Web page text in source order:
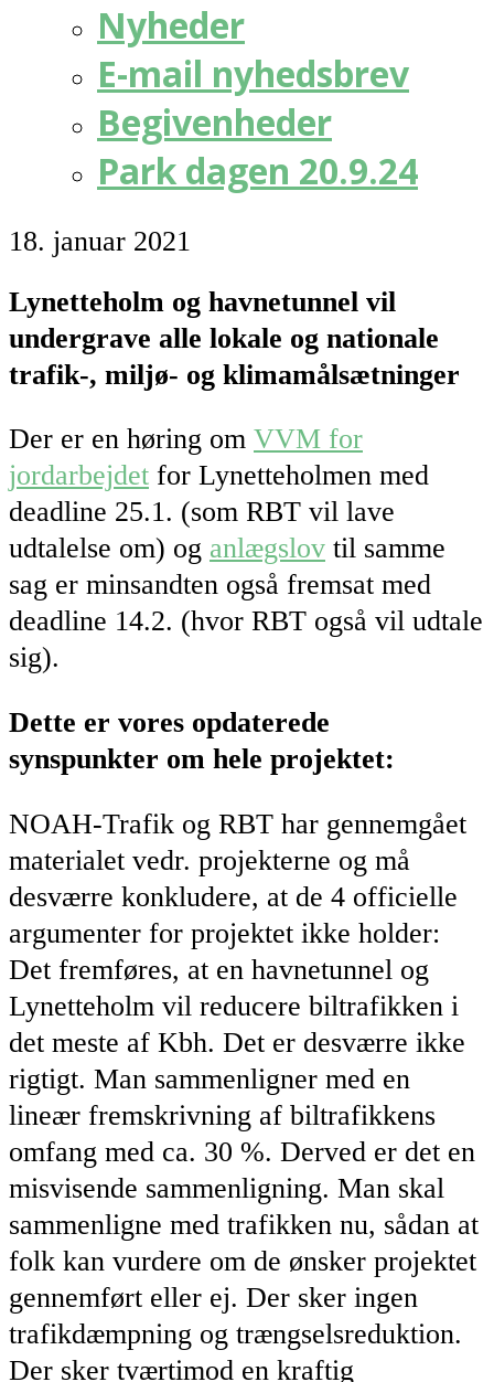
Nyheder
E-mail nyhedsbrev
Begivenheder
Park dagen 20.9.24
18. januar 2021
Lynetteholm og havnetunnel vil
undergrave alle lokale og nationale
trafik-, miljø- og klimamålsætninger
Der er en høring om VVM for
jordarbejdet for Lynetteholmen med
deadline 25.1. (som RBT vil lave
udtalelse om) og anlægslov til samme
sag er minsandten også fremsat med
deadline 14.2. (hvor RBT også vil udtale
sig).
Dette er vores opdaterede
synspunkter om hele projektet:
NOAH-Trafik og RBT har gennemgået
materialet vedr. projekterne og må
desværre konkludere, at de 4 officielle
argumenter for projektet ikke holder:
Det fremføres, at en havnetunnel og
Lynetteholm vil reducere biltrafikken i
det meste af Kbh. Det er desværre ikke
rigtigt. Man sammenligner med en
lineær fremskrivning af biltrafikkens
omfang med ca. 30 %. Derved er det en
misvisende sammenligning. Man skal
sammenligne med trafikken nu, sådan at
folk kan vurdere om de ønsker projektet
gennemført eller ej. Der sker ingen
trafikdæmpning og trængselsreduktion.
Der sker tværtimod en kraftig